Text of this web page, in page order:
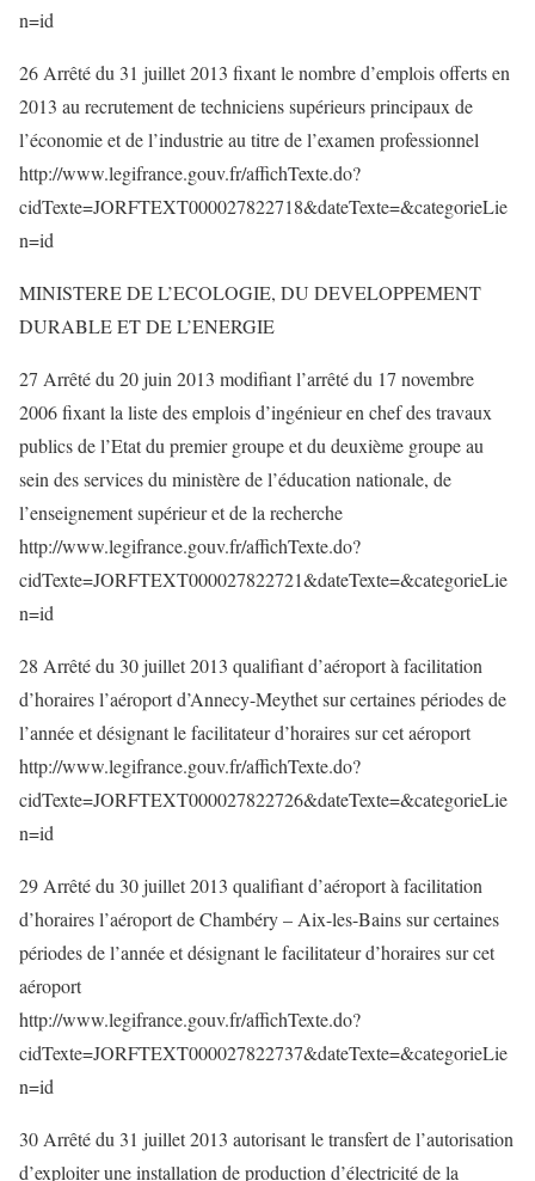
n=id
26 Arrêté du 31 juillet 2013 fixant le nombre d’emplois offerts en
2013 au recrutement de techniciens supérieurs principaux de
l’économie et de l’industrie au titre de l’examen professionnel
http://www.legifrance.gouv.fr/affichTexte.do?
cidTexte=JORFTEXT000027822718&dateTexte=&categorieLie
n=id
MINISTERE DE L’ECOLOGIE, DU DEVELOPPEMENT
DURABLE ET DE L’ENERGIE
27 Arrêté du 20 juin 2013 modifiant l’arrêté du 17 novembre
2006 fixant la liste des emplois d’ingénieur en chef des travaux
publics de l’Etat du premier groupe et du deuxième groupe au
sein des services du ministère de l’éducation nationale, de
l’enseignement supérieur et de la recherche
http://www.legifrance.gouv.fr/affichTexte.do?
cidTexte=JORFTEXT000027822721&dateTexte=&categorieLie
n=id
28 Arrêté du 30 juillet 2013 qualifiant d’aéroport à facilitation
d’horaires l’aéroport d’Annecy-Meythet sur certaines périodes de
l’année et désignant le facilitateur d’horaires sur cet aéroport
http://www.legifrance.gouv.fr/affichTexte.do?
cidTexte=JORFTEXT000027822726&dateTexte=&categorieLie
n=id
29 Arrêté du 30 juillet 2013 qualifiant d’aéroport à facilitation
d’horaires l’aéroport de Chambéry – Aix-les-Bains sur certaines
périodes de l’année et désignant le facilitateur d’horaires sur cet
aéroport
http://www.legifrance.gouv.fr/affichTexte.do?
cidTexte=JORFTEXT000027822737&dateTexte=&categorieLie
n=id
30 Arrêté du 31 juillet 2013 autorisant le transfert de l’autorisation
d’exploiter une installation de production d’électricité de la